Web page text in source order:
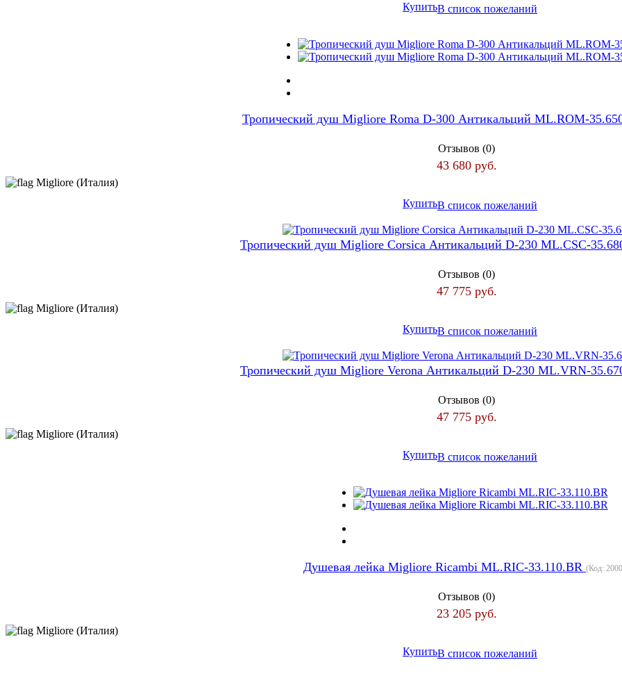
КупитьВ список пожеланий
Тропический душ Migliore Roma D-300 Антикальций ML.ROM-
Отзывов (0)
43 680 руб.
Migliore (Италия)
КупитьВ список пожеланий
Тропический душ Migliore Corsica Антикальций D-230 ML.CSC-
Отзывов (0)
47 775 руб.
Migliore (Италия)
КупитьВ список пожеланий
Тропический душ Migliore Verona Антикальций D-230 ML.VRN-
Отзывов (0)
47 775 руб.
Migliore (Италия)
КупитьВ список пожеланий
Душевая лейка Migliore Ricambi ML.RIC-33.110.BR (Код:
Отзывов (0)
23 205 руб.
Migliore (Италия)
КупитьВ список пожеланий